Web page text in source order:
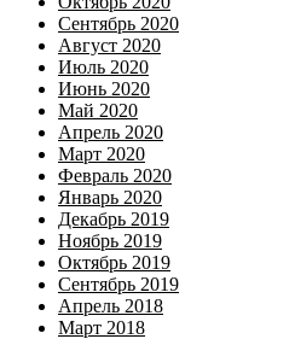
Сентябрь 2020
Август 2020
Июль 2020
Июнь 2020
Май 2020
Апрель 2020
Март 2020
Февраль 2020
Январь 2020
Декабрь 2019
Ноябрь 2019
Октябрь 2019
Сентябрь 2019
Апрель 2018
Март 2018